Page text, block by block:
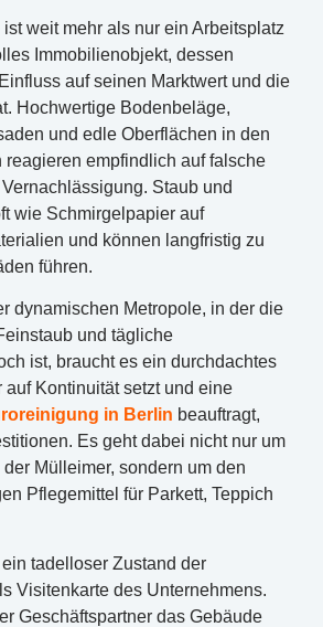
weit mehr als nur ein Arbeitsplatz
Immobilienobjekt, dessen
auf seinen Marktwert und die
Hochwertige Bodenbeläge,
und edle Oberflächen in den
reagieren empfindlich auf falsche
Staub und
wie Schmirgelpapier auf
und können langfristig zu
führen.
dynamischen Metropole, in der die
und tägliche
ist, braucht es ein durchdachtes
auf Kontinuität setzt und eine
in Berlin beauftragt,
Es geht dabei nicht nur um
Mülleimer, sondern um den
Pflegemittel für Parkett, Teppich
tadelloser Zustand der
Visitenkarte des Unternehmens.
Geschäftspartner das Gebäude